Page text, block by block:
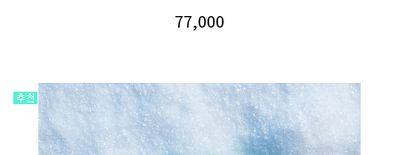
77,000